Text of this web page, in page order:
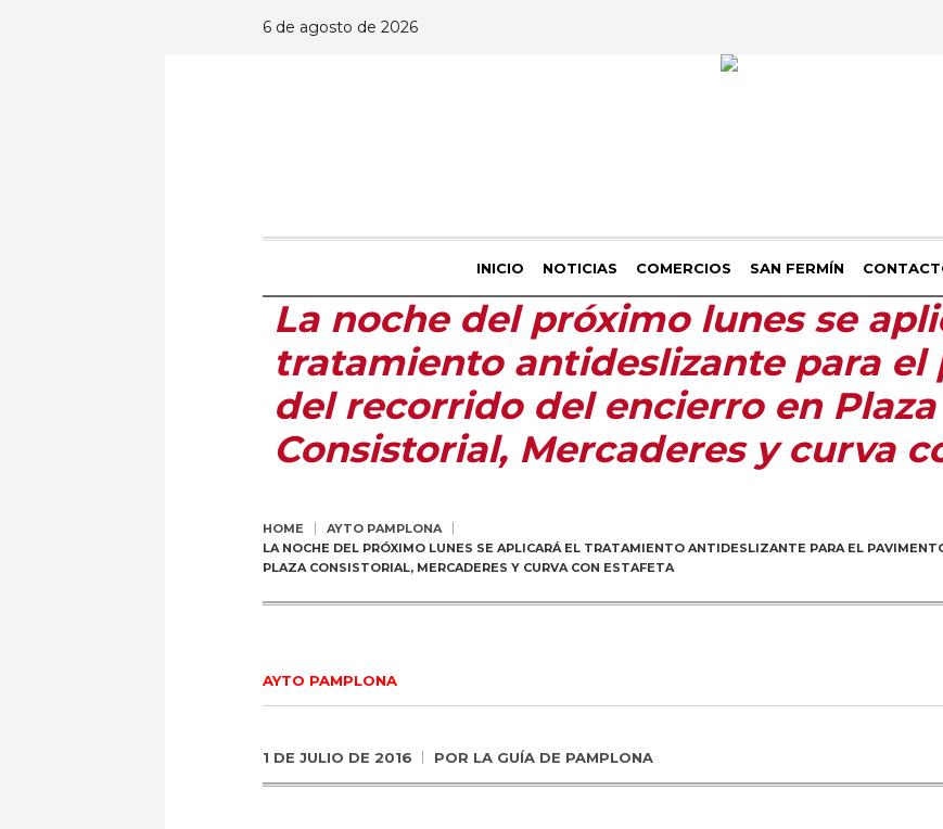
6 de agosto de 2026
INICIO NOTICIAS COMERCIOS SAN FERMÍN
La noche del próximo lunes se
tratamiento antideslizante para el
del recorrido del encierro en Plaza
Consistorial, Mercaderes y curva
HOME
AYTO PAMPLONA
LA NOCHE DEL PRÓXIMO LUNES SE APLICARÁ EL TRATAMIENTO ANTIDESLIZANTE PARA EL
PLAZA CONSISTORIAL, MERCADERES Y CURVA CON ESTAFETA
AYTO PAMPLONA
1 DE JULIO DE 2016 POR LA GUÍA DE PAMPLONA